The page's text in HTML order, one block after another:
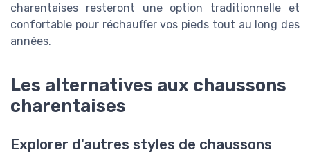
charentaises resteront une option traditionnelle et
confortable pour réchauffer vos pieds tout au long des
années.
Les alternatives aux chaussons
charentaises
Explorer d'autres styles de chaussons